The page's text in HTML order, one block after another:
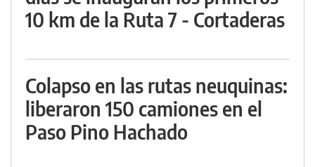
10 km de la Ruta 7 - Cortaderas
Colapso en las rutas neuquinas:
liberaron 150 camiones en el
Paso Pino Hachado